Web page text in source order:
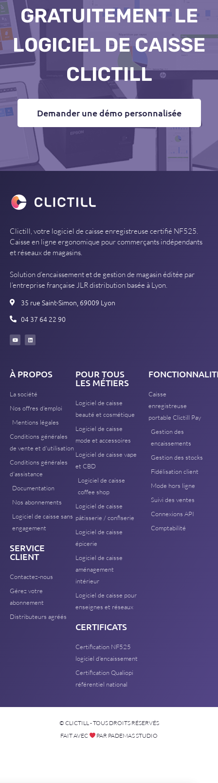
GRATUITEMENT LE
LOGICIEL DE CAISSE
CLICTILL
Demander une démo personnalisée
Clictill, votre logiciel de caisse enregistreuse certifié NF525.
Caisse en ligne ergonomique pour commerçants indépendants
et réseaux de magasins.
Solution d’encaissement et de gestion de magasin éditée par
l’entreprise française JLR distribution basée à Lyon.
35 rue Saint-Simon, 69009 Lyon
04 37 64 22 90
À PROPOS
La société
Nos offres d'emploi
Mentions légales
Conditions générales
de vente et d'utilisation
Conditions générales
d'assistance
Documentation
Nos abonnements
Logiciel de caisse sans
engagement
SERVICE
CLIENT
Contactez-nous
Gérez votre
abonnement
Distributeurs agréés
POUR TOUS
LES MÉTIERS
Logiciel de caisse
beauté et cosmétique
Logiciel de caisse
mode et accessoires
Logiciel de caisse vape
et CBD
Logiciel de caisse
coffee shop
Logiciel de caisse
pâtisserie / confiserie
Logiciel de caisse
épicerie
Logiciel de caisse
aménagement
intérieur
Logiciel de caisse pour
enseignes et réseaux
CERTIFICATS
Certification NF525
logiciel d'encaissement
Certification Qualiopi
référentiel national
Caisse
enregistreuse
portable Clictill Pay
Gestion des
encaissements
Gestion des stocks
Fidélisation client
Mode hors ligne
Suivi des ventes
Connexions API
Comptabilité
© CLICTILL - TOUS DROITS RÉSERVÉS
FAIT AVEC
PAR PADEMAS STUDIO